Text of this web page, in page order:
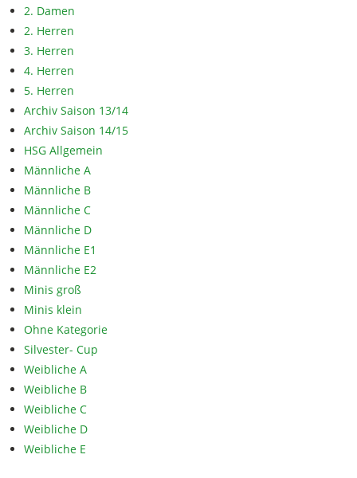
2. Damen
2. Herren
3. Herren
4. Herren
5. Herren
Archiv Saison 13/14
Archiv Saison 14/15
HSG Allgemein
Männliche A
Männliche B
Männliche C
Männliche D
Männliche E1
Männliche E2
Minis groß
Minis klein
Ohne Kategorie
Silvester- Cup
Weibliche A
Weibliche B
Weibliche C
Weibliche D
Weibliche E